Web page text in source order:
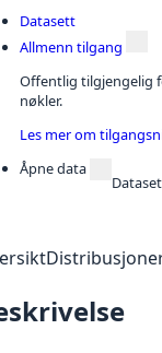
Datasett
Allmenn tilgang
Offentlig tilgjengelig
nøkler.
Les mer om
Åpne data